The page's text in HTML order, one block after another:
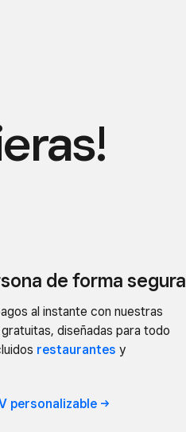
de forma segura
al instante con nuestras
diseñadas para todo
restaurantes y
personalizable